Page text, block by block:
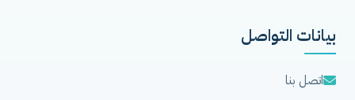
بيانات التواصل
اتصل بنا